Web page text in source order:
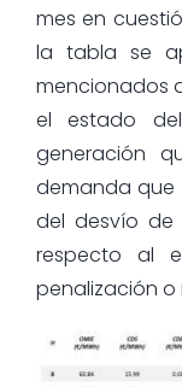
mes en
la tabla se
mencionados
el estado
generación
demanda que
del desvío
respecto al
penalización o